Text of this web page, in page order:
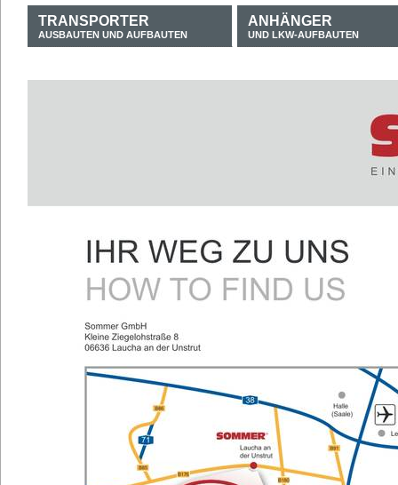
TRANSPORTER
AUSBAUTEN UND AUFBAUTEN
ANHÄNGER
UND LKW-AUFBAUTEN